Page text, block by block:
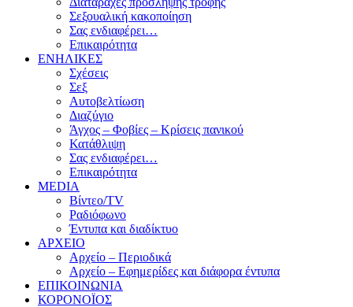
Σεξουαλική κακοποίηση
Σας ενδιαφέρει…
Επικαιρότητα
ΕΝΗΛΙΚΕΣ
Σχέσεις
Σεξ
Αυτοβελτίωση
Διαζύγιο
Άγχος – Φοβίες – Κρίσεις πανικού
Κατάθλιψη
Σας ενδιαφέρει…
Επικαιρότητα
MEDIA
Βίντεο/TV
Ραδιόφωνο
Έντυπα και διαδίκτυο
ΑΡΧΕΙΟ
Αρχείο – Περιοδικά
Αρχείο – Εφημερίδες και διάφορα έντυπα
ΕΠΙΚΟΙΝΩΝΙΑ
ΚΟΡΟΝΟΪΟΣ